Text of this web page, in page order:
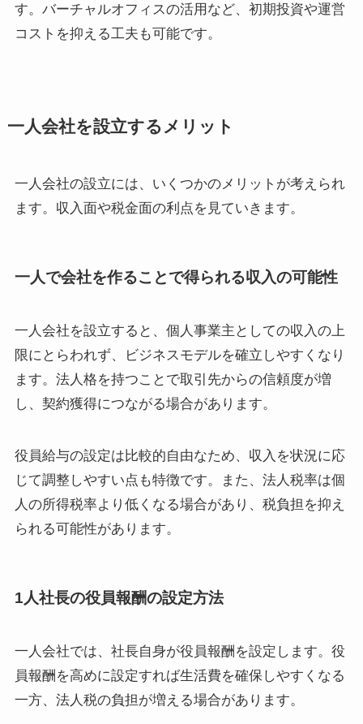
す。バーチャルオフィスの活用など、初期投資や運営
コストを抑える工夫も可能です。
一人会社を設立するメリット
一人会社の設立には、いくつかのメリットが考えられ
ます。収入面や税金面の利点を見ていきます。
一人で会社を作ることで得られる収入の可能性
一人会社を設立すると、個人事業主としての収入の上
限にとらわれず、ビジネスモデルを確立しやすくなり
ます。法人格を持つことで取引先からの信頼度が増
し、契約獲得につながる場合があります。
役員給与の設定は比較的自由なため、収入を状況に応
じて調整しやすい点も特徴です。また、法人税率は個
人の所得税率より低くなる場合があり、税負担を抑え
られる可能性があります。
1人社長の役員報酬の設定方法
一人会社では、社長自身が役員報酬を設定します。役
員報酬を高めに設定すれば生活費を確保しやすくなる
一方、法人税の負担が増える場合があります。